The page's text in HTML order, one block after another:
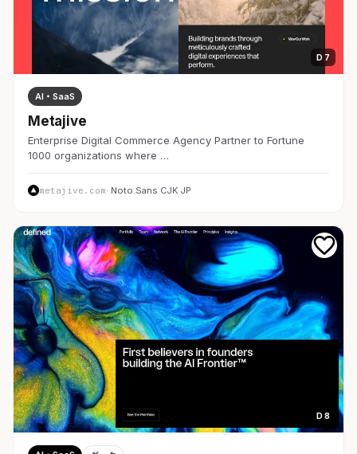
D 7
AI・SaaS
Metajive
Enterprise Digital Commerce Agency Partner to Fortune
1000 organizations where …
metajive.com· Noto Sans CJK JP
D 8